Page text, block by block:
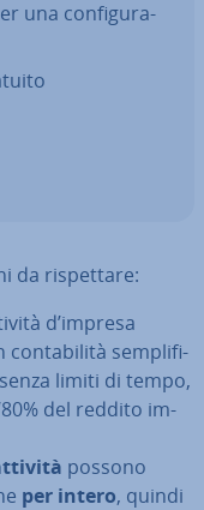
una con­fi­gu­ra­
da ri­spet­ta­re:
d’impresa
con­ta­bi­li­tà sem­pli­fi­
limiti di tempo,
del reddito im­
possono
per intero, quindi